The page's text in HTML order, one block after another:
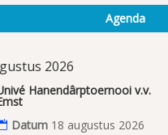
Agenda
2026
Hanendârptoernooi v.v.
Datum 18 augustus 2026